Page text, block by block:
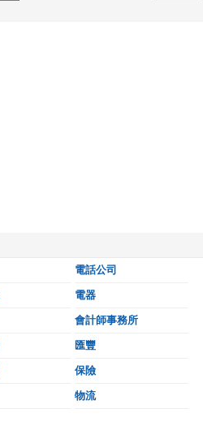
電話公司
電器
會計師事務所
匯豐
保險
物流